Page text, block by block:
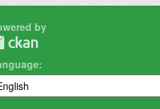
by